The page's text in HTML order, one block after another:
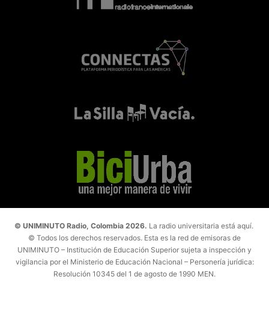
© UNIMINUTO Radio, Colombia 2026. La radio universitaria está aquí.
© Todos los derechos reservados. Esta es la red de emisoras de
UNIMINUTO – Institución de Educación Superior sujeta a inspección y
vigilancia por el Ministerio de Educación Nacional – Personería jurídica:
Resolución 10345 del 1 de agosto de 1990 MEN.